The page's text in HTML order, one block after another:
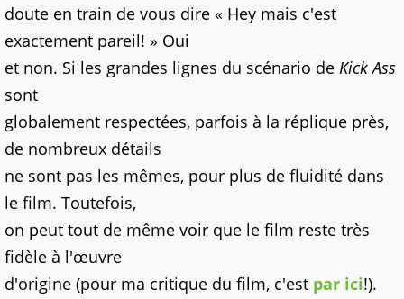
doute en train de vous dire « Hey mais c'est
exactement pareil! » Oui
et non. Si les grandes lignes du scénario de Kick Ass
sont
globalement respectées, parfois à la réplique près,
de nombreux détails
ne sont pas les mêmes, pour plus de fluidité dans
le film. Toutefois,
on peut tout de même voir que le film reste très
fidèle à l'œuvre
d'origine (pour ma critique du film, c'est par ici!).